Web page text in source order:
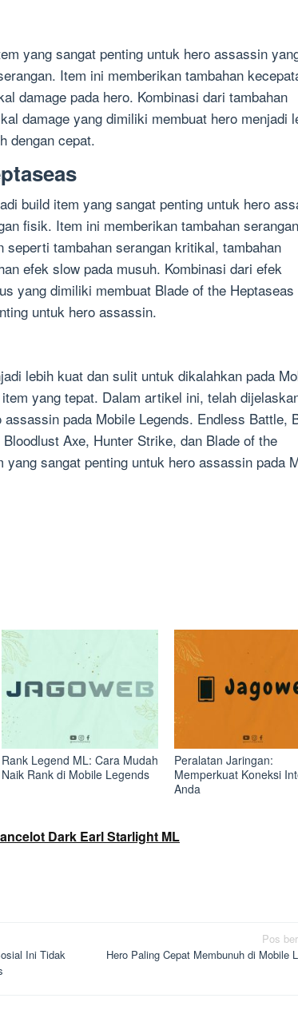
yang sangat penting untuk hero assassin
Item ini memberikan tambahan
damage pada hero. Kombinasi dari tambahan
damage yang dimiliki membuat hero menjadi
dengan cepat.
build item yang sangat penting untuk hero
fisik. Item ini memberikan tambahan
seperti tambahan serangan kritikal, tambahan
efek slow pada musuh. Kombinasi dari efek
yang dimiliki membuat Blade of the Heptaseas
untuk hero assassin.
lebih kuat dan sulit untuk dikalahkan pada
yang tepat. Dalam artikel ini, telah
pada Mobile Legends. Endless Battle,
Axe, Hunter Strike, dan Blade of the
yang sangat penting untuk hero assassin pada
Rank Legend ML: Cara Mudah
Naik Rank di Mobile Legends
Peralatan Jaringan:
Memperkuat Koneksi
Anda
Dark Earl Starlight ML
Ini Tidak
Pos
Hero Paling Cepat Membunuh di Mobile